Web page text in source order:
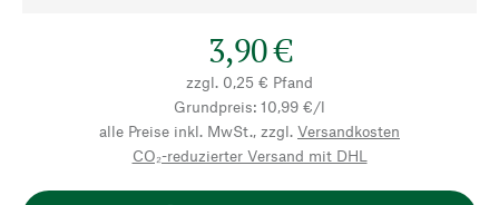
3,90 €
zzgl. 0,25 € Pfand
Grundpreis: 10,99 €/l
alle Preise inkl. MwSt., zzgl. Versandkosten
CO₂-reduzierter Versand mit DHL